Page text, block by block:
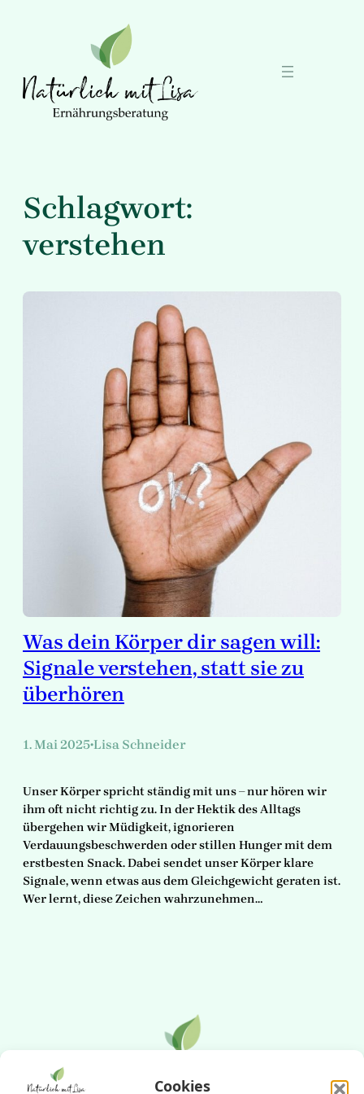
Cookies
Schlagwort:
verstehen
Was dein Körper dir sagen will:
Signale verstehen, statt sie zu
überhören
1. Mai 2025•Lisa Schneider
Unser Körper spricht ständig mit uns – nur hören wir
ihm oft nicht richtig zu. In der Hektik des Alltags
übergehen wir Müdigkeit, ignorieren
Verdauungsbeschwerden oder stillen Hunger mit dem
erstbesten Snack. Dabei sendet unser Körper klare
Signale, wenn etwas aus dem Gleichgewicht geraten ist.
Wer lernt, diese Zeichen wahrzunehmen…